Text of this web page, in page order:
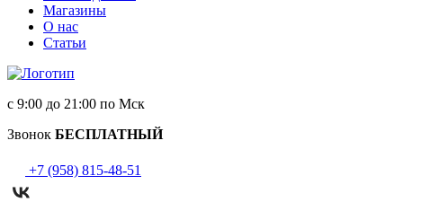
Магазины
О нас
Статьи
с 9:00 до 21:00 по Мск
Звонок БЕСПЛАТНЫЙ
+7 (958) 815-48-51